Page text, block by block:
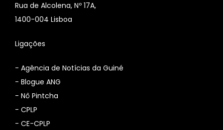
Rua de Alcolena, Nº 17A,
1400-004 Lisboa
Ligações
- Agência de Notícias da Guiné
- Blogue ANG
- Nô Pintcha
- CPLP
- CE-CPLP